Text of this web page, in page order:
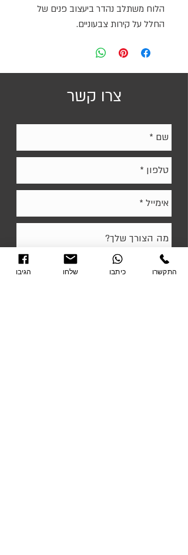
הלוח משתלב נהדר ביעצוב פנים של
החלל על קירות צבעוניים.
צרו קשר
הגיבו שלחו כיתבו התקשרו